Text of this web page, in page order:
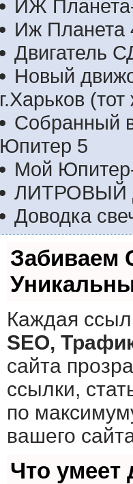
ИЖ
Иж Планета
Двигатель
Новый
г.Харьков
Собранный
Юпитер 5
Мой
ЛИТРОВЫЙ
Доводка
Каждая
SEO,
сайта
ссылки,
по
вашего
Что умеет